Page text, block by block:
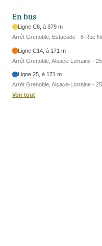
En bus
Ligne C8, à 379 m
Arrêt Grenoble, Estacade - 8 Rue
Ligne C14, à 171 m
Arrêt Grenoble, Alsace-Lorraine -
Ligne 25, à 171 m
Arrêt Grenoble, Alsace-Lorraine -
Voir tout